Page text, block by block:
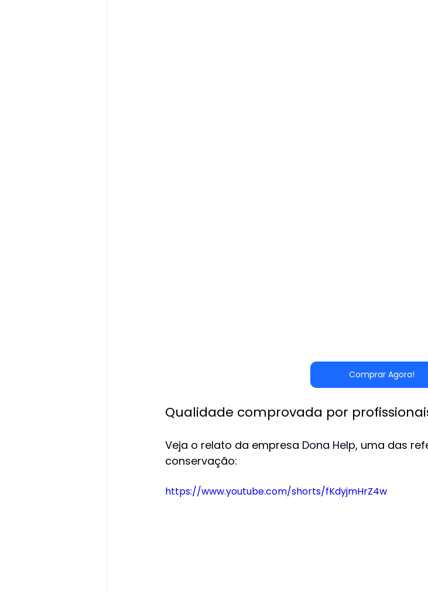
Comprar Agora!
Qualidade comprovada por
Veja o relato da empresa Dona Help, uma das
conservação:
https://www.youtube.com/shorts/fKdyjmHrZ4w